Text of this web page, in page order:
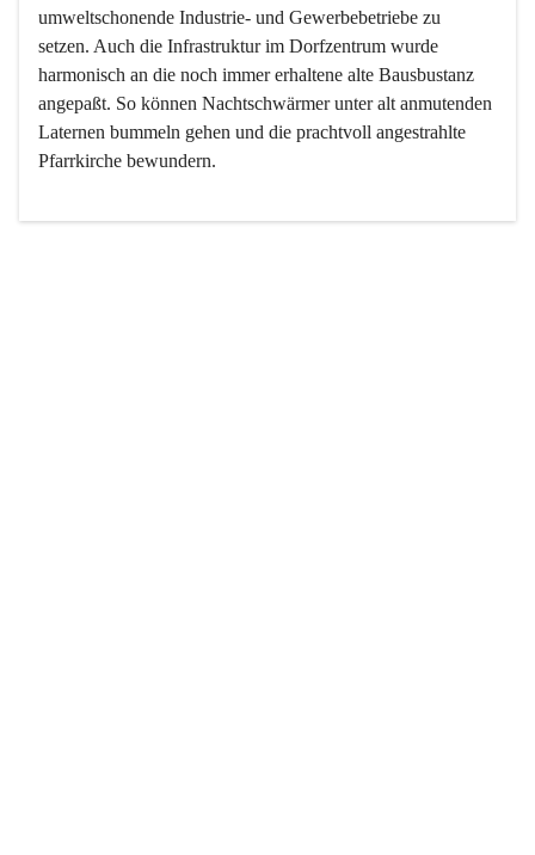
umweltschonende Industrie- und Gewerbebetriebe zu
setzen. Auch die Infrastruktur im Dorfzentrum wurde
harmonisch an die noch immer erhaltene alte Bausbustanz
angepaßt. So können Nachtschwärmer unter alt anmutenden
Laternen bummeln gehen und die prachtvoll angestrahlte
Pfarrkirche bewundern.
Der Weinbau dominert heute nicht mehr, ist aber integrativer